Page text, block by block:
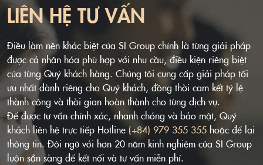
LIÊN HỆ TƯ VẤN
Điều làm nên khác biệt của SI Group chính là từng giải pháp
được cá nhân hóa phù hợp với nhu cầu, điều kiện riêng biệt
của từng Quý khách hàng. Chúng tôi cung cấp giải pháp tối
ưu nhất dành riêng cho Quý khách, đồng thời cam kết tỷ lệ
thành công và thời gian hoàn thành cho từng dịch vụ.
Để được tư vấn chính xác, nhanh chóng và bảo mật, Quý
khách liên hệ trực tiếp Hotline (+84) 979 355 355 hoặc để lại
thông tin. Đội ngũ với hơn 20 năm kinh nghiệm của SI Group
luôn sẵn sàng để kết nối và tư vấn miễn phí.